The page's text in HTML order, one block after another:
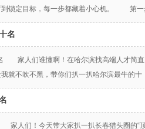
到锁定目标，每一步都藏着小心机。 第一
名
家人们谁懂啊！在哈尔滨找高端人才简
就不吹不黑，带你们扒一扒哈尔滨最牛的十
人们！今天带大家扒一扒长春猎头圈的“顶